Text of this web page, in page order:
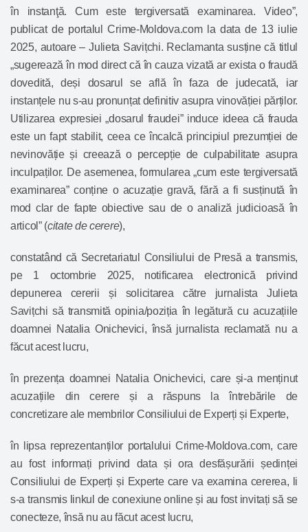
în instanţă. Cum este tergiversată examinarea. Video”,
publicat de portalul Crime-Moldova.com la data de 13 iulie
2025, autoare – Julieta Savițchi. Reclamanta susține că titlul
„sugerează în mod direct că în cauza vizată ar exista o fraudă
dovedită, deși dosarul se află în faza de judecată, iar
instanțele nu s-au pronunțat definitiv asupra vinovăției părților.
Utilizarea expresiei „dosarul fraudei” induce ideea că frauda
este un fapt stabilit, ceea ce încalcă principiul prezumției de
nevinovăție și creează o percepție de culpabilitate asupra
inculpaților. De asemenea, formularea „cum este tergiversată
examinarea” conține o acuzație gravă, fără a fi susținută în
mod clar de fapte obiective sau de o analiză judicioasă în
articol” (citate de cerere),
constatând că Secretariatul Consiliului de Presă a transmis,
pe 1 octombrie 2025, notificarea electronică privind
depunerea cererii și solicitarea către jurnalista Julieta
Savițchi să transmită opinia/poziția în legătură cu acuzațiile
doamnei Natalia Onichevici, însă jurnalista reclamată nu a
făcut acest lucru,
în prezența doamnei Natalia Onichevici, care și-a menținut
acuzațiile din cerere și a răspuns la întrebările de
concretizare ale membrilor Consiliului de Experți și Experte,
în lipsa reprezentanților portalului Crime-Moldova.com, care
au fost informați privind data și ora desfășurării ședinței
Consiliului de Experți și Experte care va examina cererea, li
s-a transmis linkul de conexiune online și au fost invitați să se
conecteze, însă nu au făcut acest lucru,